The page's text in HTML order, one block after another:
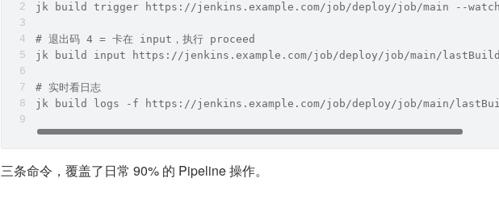
jk build trigger https://jenkins.example.com/job/deploy/job/main --watch
# 退出码 4 = 卡在 input，执行 proceed
jk build input https://jenkins.example.com/job/deploy/job/main/lastBuild
# 实时看日志
jk build logs -f https://jenkins.example.com/job/deploy/job/main/
三条命令，覆盖了日常 90% 的 Pipeline 操作。